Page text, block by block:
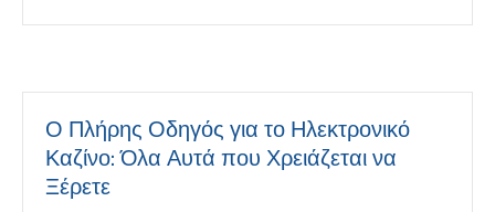
Ο Πλήρης Οδηγός για το Ηλεκτρονικό
Καζίνο: Όλα Αυτά που Χρειάζεται να
Ξέρετε